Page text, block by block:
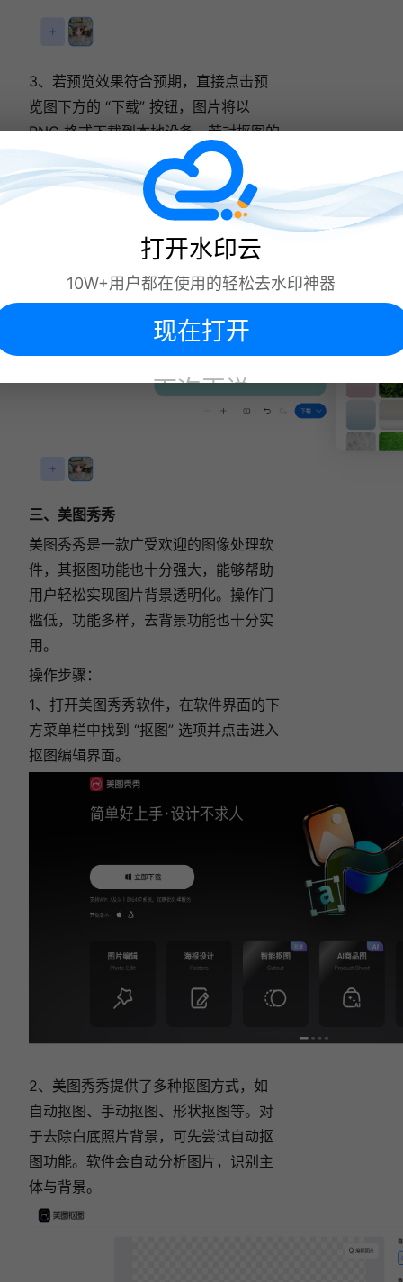
3、若预览效果符合预期，直接点击预
览图下方的 “下载” 按钮，图片将以
PNG 格式下载到本地设备。若对抠图的
某些细节不满意，网站还提供了简单的
编辑工具，如细化边缘、调整主体范围
等，可进一步优化图片效果。
三、美图秀秀
美图秀秀是一款广受欢迎的图像处理软
件，其抠图功能也十分强大，能够帮助
用户轻松实现图片背景透明化。操作门
槛低，功能多样，去背景功能也十分实
用。
操作步骤：
1、打开美图秀秀软件，在软件界面的下
方菜单栏中找到 “抠图” 选项并点击进入
抠图编辑界面。
2、美图秀秀提供了多种抠图方式，如
自动抠图、手动抠图、形状抠图等。对
于去除白底照片背景，可先尝试自动抠
图功能。软件会自动分析图片，识别主
体与背景。
打开水印云
10W+用户都在使用的轻松去水印神器
现在打开
下次再说